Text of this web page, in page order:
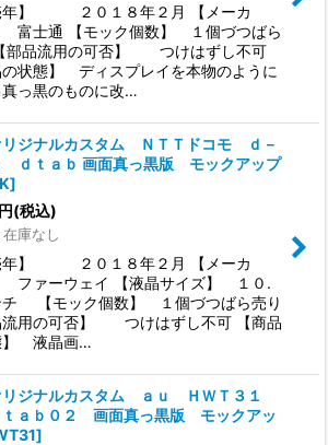
年】 ２０１８年２月 【メーカ
士通 【モック個数】 １個づつばら
部品流用の可否】 つけはずし不可
の状態】 ディスプレイを本物のように
真っ黒のものに改…
リジナルカスタム ＮＴＴドコモ ｄ－
ｄｔａｂ 画面真っ黒版 モックアップ
]
円(税込)
庫なし
年】 ２０１８年２月 【メーカ
ァーウェイ 【液晶サイズ】 １０.
チ 【モック個数】 １個づつばら売り
流用の可否】 つけはずし不可 【商品
】 液晶画…
リジナルカスタム ａｕ ＨＷＴ３１
ｔａｂ０２ 画面真っ黒版 モックアッ
]